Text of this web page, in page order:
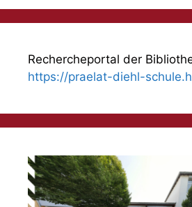
Rechercheportal der
https://praelat-diehl-